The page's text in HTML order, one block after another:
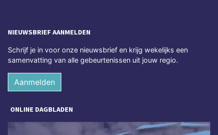
NIEUWSBRIEF AANMELDEN
Schrijf je in voor onze nieuwsbrief en krijg wekelijks een
samenvatting van alle gebeurtenissen uit jouw regio.
Aanmelden
ONLINE DAGBLADEN